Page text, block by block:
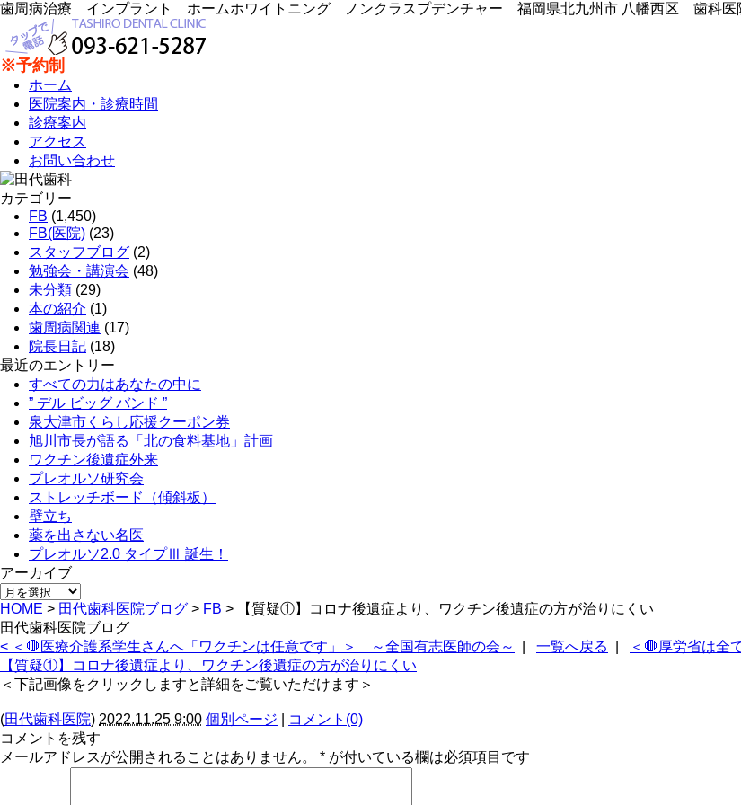
歯周病治療 インプラント ホームホワイトニング ノンクラスプデンチャー 福岡県北九州市 八幡西区 歯科医
※予約制
ホーム
医院案内・診療時間
診療案内
アクセス
お問い合わせ
カテゴリー
FB (1,450)
FB(医院) (23)
スタッフブログ (2)
勉強会・講演会 (48)
未分類 (29)
本の紹介 (1)
歯周病関連 (17)
院長日記 (18)
最近のエントリー
すべての力はあなたの中に
” デル ビッグ バンド ”
泉大津市くらし応援クーポン券
旭川市長が語る「北の食料基地」計画
ワクチン後遺症外来
プレオルソ研究会
ストレッチボード（傾斜板）
壁立ち
薬を出さない名医
プレオルソ2.0 タイプⅢ 誕生！
アーカイブ
アー
カ
イ
ブ
HOME > 田代歯科医院ブログ > FB >
【質疑①】コロナ後遺症より、ワクチン後遺症の方が治りにくい
田代歯科医院ブログ
< ＜🛑医療介護系学生さんへ「ワクチンは任意です」＞ ～全国有志医師の会～
一覧へ戻る
＜🛑厚労省は全
【質疑①】コロナ後遺症より、ワクチン後遺症の方が治りにくい
＜下記画像をクリックしますと詳細をご覧いただけます＞
(田代歯科医院) 2022.11.25 9:00 個別ページ
コメント(0)
コメントを残す
メールアドレスが公開されることはありません。
* が付いている欄は必須項目です